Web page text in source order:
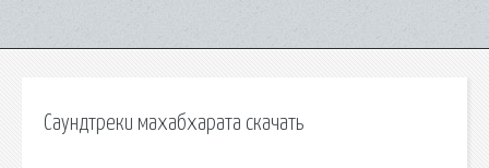
Саундтреки махабхарата скачать